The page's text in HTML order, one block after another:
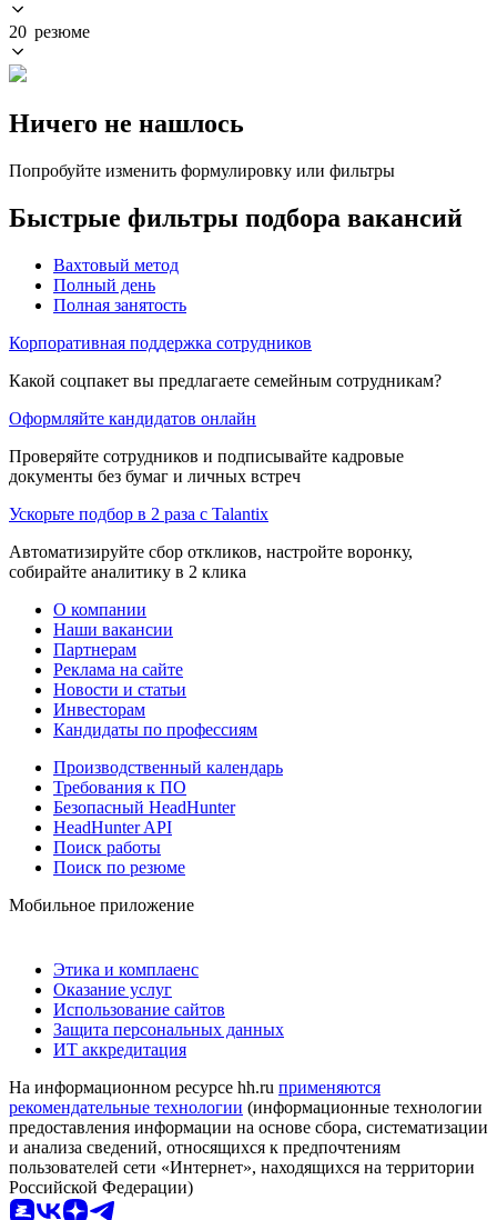
20 резюме
Ничего не нашлось
Попробуйте изменить формулировку или фильтры
Быстрые фильтры подбора вакансий
Вахтовый метод
Полный день
Полная занятость
Корпоративная поддержка сотрудников
Какой соцпакет вы предлагаете семейным сотрудникам?
Оформляйте кандидатов онлайн
Проверяйте сотрудников и подписывайте кадровые
документы без бумаг и личных встреч
Ускорьте подбор в 2 раза с Talantix
Автоматизируйте сбор откликов, настройте воронку,
собирайте аналитику в 2 клика
О компании
Наши вакансии
Партнерам
Реклама на сайте
Новости и статьи
Инвесторам
Кандидаты по профессиям
Производственный календарь
Требования к ПО
Безопасный HeadHunter
HeadHunter API
Поиск работы
Поиск по резюме
Мобильное приложение
Этика и комплаенс
Оказание услуг
Использование сайтов
Защита персональных данных
ИТ аккредитация
На информационном ресурсе hh.ru применяются
рекомендательные технологии (информационные технологии
предоставления информации на основе сбора, систематизации
и анализа сведений, относящихся к предпочтениям
пользователей сети «Интернет», находящихся на территории
Российской Федерации)